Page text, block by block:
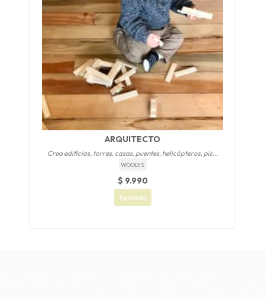
ARQUITECTO
Crea edificios, torres, casas, puentes, helicópteros, pis...
WOODIS
$ 9.990
Agotado